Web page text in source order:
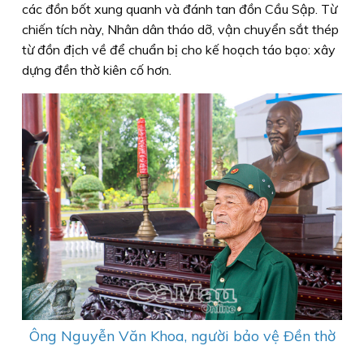
các đồn bốt xung quanh và đánh tan đồn Cầu Sập. Từ
chiến tích này, Nhân dân tháo dỡ, vận chuyển sắt thép
từ đồn địch về để chuẩn bị cho kế hoạch táo bạo: xây
dựng đền thờ kiên cố hơn.
Ông Nguyễn Văn Khoa, người bảo vệ Ðền thờ